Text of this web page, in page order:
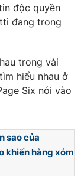
độc quyền
đang trong
trong vài
hiểu nhau ở
Six nói vào
sao của
khiến hàng xóm